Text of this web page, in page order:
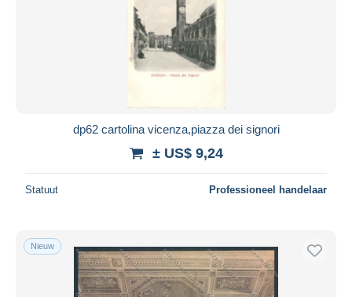
dp62 cartolina vicenza,piazza dei signori
± US$ 9,24
Statuut Professioneel handelaar
Nieuw